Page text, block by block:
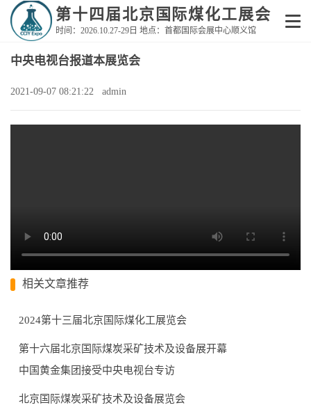
第十四届北京国际煤化工展会
时间：2026.10.27-29日 地点：首都国际会展中心顺义馆
中央电视台报道本展览会
2021-09-07 08:21:22 admin
相关文章推荐
2024第十三届北京国际煤化工展览会
第十六届北京国际煤炭采矿技术及设备展开幕
中国黄金集团接受中央电视台专访
北京国际煤炭采矿技术及设备展览会